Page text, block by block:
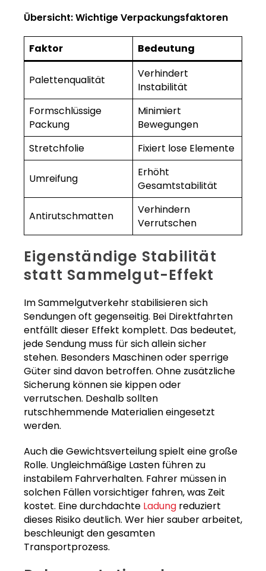
Übersicht: Wichtige Verpackungsfaktoren
Faktor Bedeutung
Palettenqualität
Verhindert
Instabilität
Formschlüssige
Packung
Minimiert
Bewegungen
Stretchfolie
Fixiert lose Elemente
Umreifung
Erhöht
Gesamtstabilität
Antirutschmatten
Verhindern
Verrutschen
Eigenständige Stabilität
statt Sammelgut-Effekt
Im Sammelgutverkehr stabilisieren sich
Sendungen oft gegenseitig. Bei Direktfahrten
entfällt dieser Effekt komplett. Das bedeutet,
jede Sendung muss für sich allein sicher
stehen. Besonders Maschinen oder sperrige
Güter sind davon betroffen. Ohne zusätzliche
Sicherung können sie kippen oder
verrutschen. Deshalb sollten
rutschhemmende Materialien eingesetzt
werden.
Auch die Gewichtsverteilung spielt eine große
Rolle. Ungleichmäßige Lasten führen zu
instabilem Fahrverhalten. Fahrer müssen in
solchen Fällen vorsichtiger fahren, was Zeit
kostet. Eine durchdachte Ladung reduziert
dieses Risiko deutlich. Wer hier sauber arbeitet,
beschleunigt den gesamten
Transportprozess.